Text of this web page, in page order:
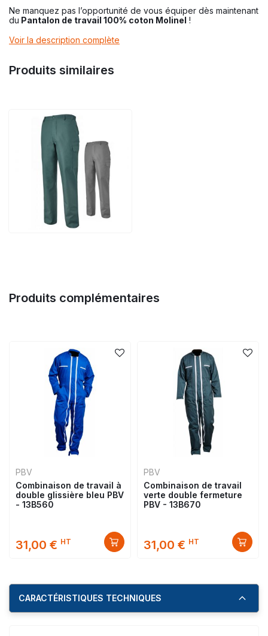
Ne manquez pas l’opportunité de vous équiper dès maintenant
du Pantalon de travail 100% coton Molinel !
Voir la description complète
Produits similaires
Produits complémentaires
PBV
Combinaison de travail à
double glissière bleu PBV
- 13B560
31,00 € HT
PBV
Combinaison de travail
verte double fermeture
PBV - 13B670
31,00 € HT
CARACTÉRISTIQUES TECHNIQUES